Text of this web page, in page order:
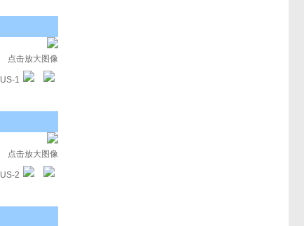
点击放大图像
US-1
点击放大图像
US-2